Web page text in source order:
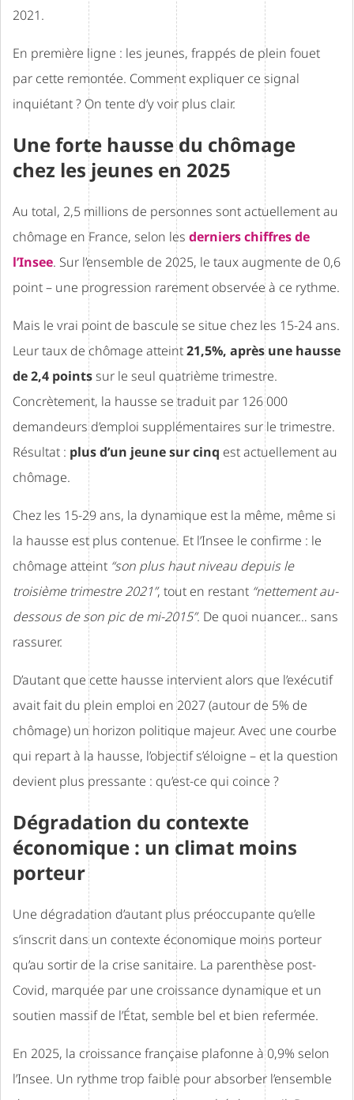
2021.
En première ligne : les jeunes, frappés de plein fouet
par cette remontée. Comment expliquer ce signal
inquiétant ? On tente d’y voir plus clair.
Une forte hausse du chômage
chez les jeunes en 2025
Au total, 2,5 millions de personnes sont actuellement au
chômage en France, selon les derniers chiffres de
l’Insee. Sur l’ensemble de 2025, le taux augmente de 0,6
point – une progression rarement observée à ce rythme.
Mais le vrai point de bascule se situe chez les 15-24 ans.
Leur taux de chômage atteint21,5%, après une hausse
de 2,4 pointssur le seul quatrième trimestre.
Concrètement, la hausse se traduit par 126 000
demandeurs d’emploi supplémentaires sur le trimestre.
Résultat : plus d’un jeune sur cinq est actuellement au
chômage.
Chez les 15-29 ans, la dynamique est la même, même si
la hausse est plus contenue. Et l’Insee le confirme : le
chômage atteint “son plus haut niveau depuis le
troisième trimestre 2021”, tout en restant “nettement au-
dessous de son pic de mi-2015”. De quoi nuancer… sans
rassurer.
D’autant que cette hausse intervient alors que l’exécutif
avait fait du plein emploi en 2027 (autour de 5% de
chômage) un horizon politique majeur. Avec une courbe
qui repart à la hausse, l’objectif s’éloigne – et la question
devient plus pressante : qu’est-ce qui coince ?
Dégradation du contexte
économique : un climat moins
porteur
Une dégradation d’autant plus préoccupante qu’elle
s’inscrit dans un contexte économique moins porteur
qu’au sortir de la crise sanitaire. La parenthèse post-
Covid, marquée par une croissance dynamique et un
soutien massif de l’État, semble bel et bien refermée.
En 2025, la croissance française plafonne à 0,9% selon
l’Insee. Un rythme trop faible pour absorber l’ensemble